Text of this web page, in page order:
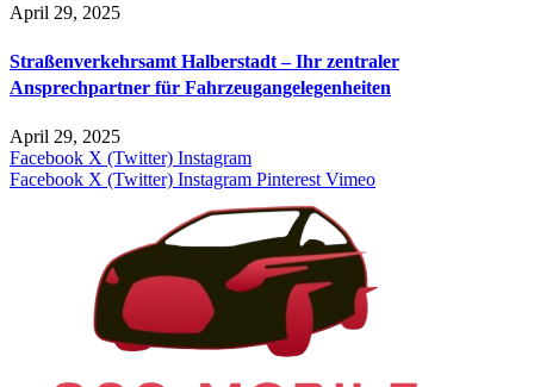
April 29, 2025
Straßenverkehrsamt Halberstadt – Ihr zentraler
Ansprechpartner für Fahrzeugangelegenheiten​
April 29, 2025
Facebook X (Twitter) Instagram
Facebook X (Twitter) Instagram Pinterest Vimeo